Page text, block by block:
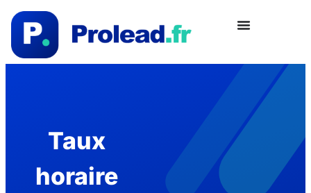
Taux
horaire